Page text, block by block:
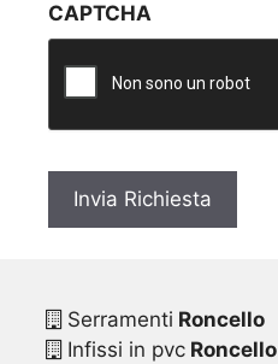
i
v
y
CAPTCHA
Serramenti Roncello
Infissi in pvcRoncello